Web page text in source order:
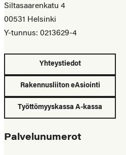
Siltasaarenkatu 4
00531 Helsinki
Y-tunnus: 0213629-4
Yhteystiedot
Rakennusliiton eAsiointi
Työttömyyskassa A-kassa
Palvelunumerot